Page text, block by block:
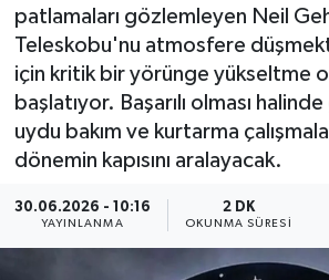
patlamaları gözlemleyen Neil
Teleskobu'nu atmosfere
için kritik bir yörünge yükseltme
başlatıyor. Başarılı olması
uydu bakım ve kurtarma
dönemin kapısını aralayacak.
30.06.2026 - 10:16
YAYINLANMA
2 DK
OKUNMA SÜRESI